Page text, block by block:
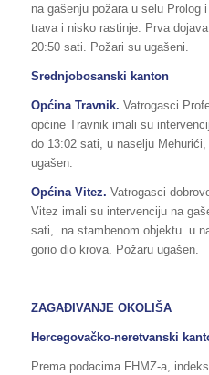
na gašenju požara u selu Prolog
trava i nisko rastinje. Prva
20:50 sati. Požari su ugašeni.
Srednjobosanski kanton
Općina Travnik. Vatrogasci
općine Travnik imali su
do 13:02 sati, u naselju
ugašen.
Općina Vitez. Vatrogasci
Vitez imali su intervenciju na
sati, na stambenom objektu u
gorio dio krova. Požaru ugašen.
ZAGAĐIVANJE OKOLIŠA
Hercegovačko-neretvanski
Prema podacima FHMZ-a,